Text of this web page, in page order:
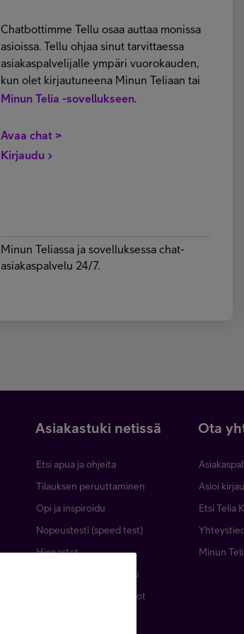
Chatbottimme Tellu osaa auttaa monissa
asioissa. Tellu ohjaa sinut tarvittaessa
asiakaspalvelijalle ympäri vuorokauden,
kun olet kirjautuneena Minun Teliaan tai
Minun Telia -sovellukseen.
Avaa chat >
Kirjaudu
Minun Teliassa ja sovelluksessa chat-
asiakaspalvelu 24/7.
Asiakastuki netissä
Etsi apua ja ohjeita
Tilauksen peruuttaminen
Opi ja inspiroidu
Nopeustesti (speed test)
Hinnastot
Telia Helppi -tukipalvelu
Kaapeleiden sijaintitiedot
Ota
Asioi
Etsi Telia
Minun